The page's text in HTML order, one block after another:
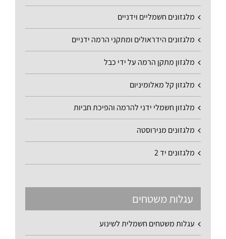
מלגזונים חשמליים וידניים
מלגזונים הידראולים ומתקני הרמה ידניים
מלגזון מתקן הרמה על ידי כבל
מלגזון קל מאלומיניום
מלגזון חשמלי ידני להרמה והפיכת חביות
מלגזונים מנירוסטה
מלגזונים יד 2
עגלות משטחים
עגלות משטחים חשמלית לשינוע